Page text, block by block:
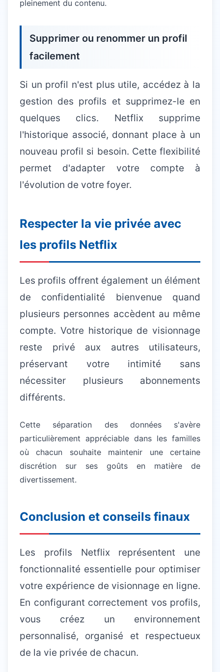
pleinement du contenu.
Supprimer ou renommer un profil
facilement
Si un profil n'est plus utile, accédez à la
gestion des profils et supprimez-le en
quelques clics. Netflix supprime
l'historique associé, donnant place à un
nouveau profil si besoin. Cette flexibilité
permet d'adapter votre compte à
l'évolution de votre foyer.
Respecter la vie privée avec
les profils Netflix
Les profils offrent également un élément
de confidentialité bienvenue quand
plusieurs personnes accèdent au même
compte. Votre historique de visionnage
reste privé aux autres utilisateurs,
préservant votre intimité sans
nécessiter plusieurs abonnements
différents.
Cette séparation des données s'avère
particulièrement appréciable dans les familles
où chacun souhaite maintenir une certaine
discrétion sur ses goûts en matière de
divertissement.
Conclusion et conseils finaux
Les profils Netflix représentent une
fonctionnalité essentielle pour optimiser
votre expérience de visionnage en ligne.
En configurant correctement vos profils,
vous créez un environnement
personnalisé, organisé et respectueux
de la vie privée de chacun.